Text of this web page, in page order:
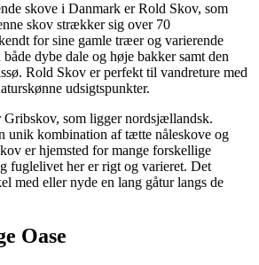
skove i Danmark er Rold Skov, som
skov strækker sig over 70
for sine gamle træer og varierende
dybe dale og høje bakker samt den
Rold Skov er perfekt til vandreture med
udsigtspunkter.
Gribskov, som ligger nordsjællandsk.
unik kombination af tætte nåleskove og
er hjemsted for mange forskellige
fuglelivet her er rigt og varieret. Det
med eller nyde en lang gåtur langs de
Oase